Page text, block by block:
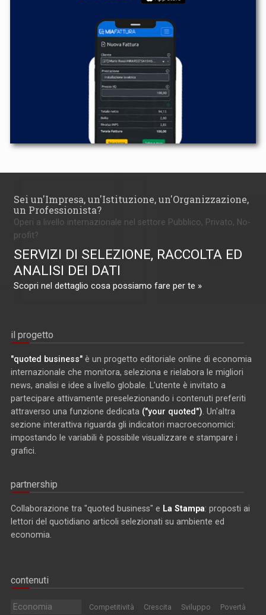
Sei un'Impresa, un'Istituzione, un'Organizzazione,
un Professionista?
Operi a livello internazionale nel settore Pubblico, Privato, No-
profit?
SERVIZI DI SELEZIONE, RACCOLTA ED
ANALISI DEI DATI
Scopri nel dettaglio cosa possiamo fare per te »
il progetto
"quoted business" è un progetto editoriale online di economia
internazionale che monitora, seleziona e rielabora le migliori
news, analisi e idee a livello globale. L'utente è invitato a
partecipare attivamente preselezionando i contenuti preferiti
attraverso una funzione dedicata ("your quoted") . Un'altra
sezione interattiva riguarda gli indicatori macroeconomici:
impostando le variabili è possibile visualizzare e stampare i
grafici.
partnership
Collaborazione tra "quoted business" e La Stampa: proposti ai
lettori del quotidiano articoli selezionati su ambiente ed
economia.
contenuti
Economia Competitività Crescita Sviluppo Povertà